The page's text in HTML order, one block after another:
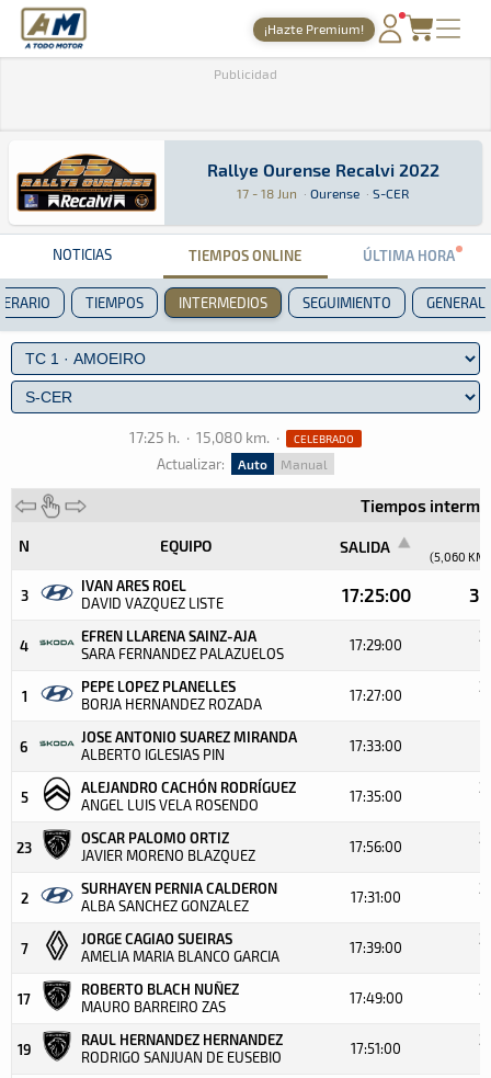
A Todo Motor · Revista del motor desde 1999
¡Hazte Premium!
NOTICIAS
AGENDA
GALERÍAS
TIENDA
ARCHIVO
Publicidad
Rallye Ourense Recalvi 2022
Rallye Ourense Recalvi 2022
17 - 18 Jun · Ourense · S-CER
Rally · Rallye Ourense Recalvi 2022 · S-
Ourense
NOTICIAS TIEMPOS ONLINE ÚLTIMA HORA
TIEMPOS INTERMEDIOS SEGUIMIENTO GENERAL
17:25 h. · 15,080 km. · CELEBRADO
Actualizar: Auto Manual
Tiempos
N EQUIPO SALIDA
(5,060
3
IVAN ARES ROEL
DAVID VAZQUEZ LISTE 17:25:00
4
EFREN LLARENA SAINZ-AJA
SARA FERNANDEZ PALAZUELOS 17:29:00
1
PEPE LOPEZ PLANELLES
BORJA HERNANDEZ ROZADA 17:27:00
6
JOSE ANTONIO SUAREZ MIRANDA
ALBERTO IGLESIAS PIN 17:33:00
5
ALEJANDRO CACHÓN RODRÍGUEZ
ANGEL LUIS VELA ROSENDO 17:35:00
23
OSCAR PALOMO ORTIZ
JAVIER MORENO BLAZQUEZ 17:56:00
2
SURHAYEN PERNIA CALDERON
ALBA SANCHEZ GONZALEZ 17:31:00
7
JORGE CAGIAO SUEIRAS
AMELIA MARIA BLANCO GARCIA 17:39:00
17
ROBERTO BLACH NUÑEZ
MAURO BARREIRO ZAS 17:49:00
19
RAUL HERNANDEZ HERNANDEZ
RODRIGO SANJUAN DE EUSEBIO 17:51:00